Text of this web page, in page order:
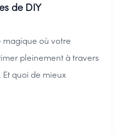
de DIY
magique où votre
pleinement à travers
quoi de mieux